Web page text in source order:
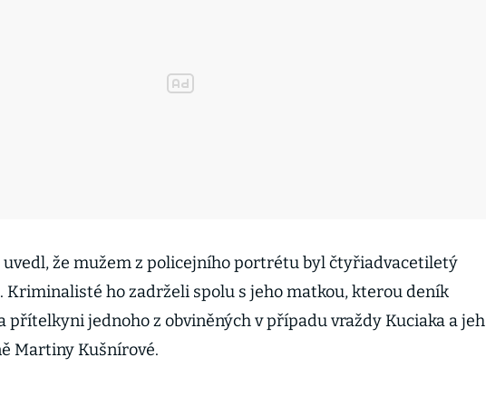
uvedl, že mužem z policejního portrétu byl čtyřiadvacetiletý
Kriminalisté ho zadrželi spolu s jeho matkou, kterou deník
přítelkyni jednoho z obviněných v případu vraždy Kuciaka a jeh
Martiny Kušnírové.